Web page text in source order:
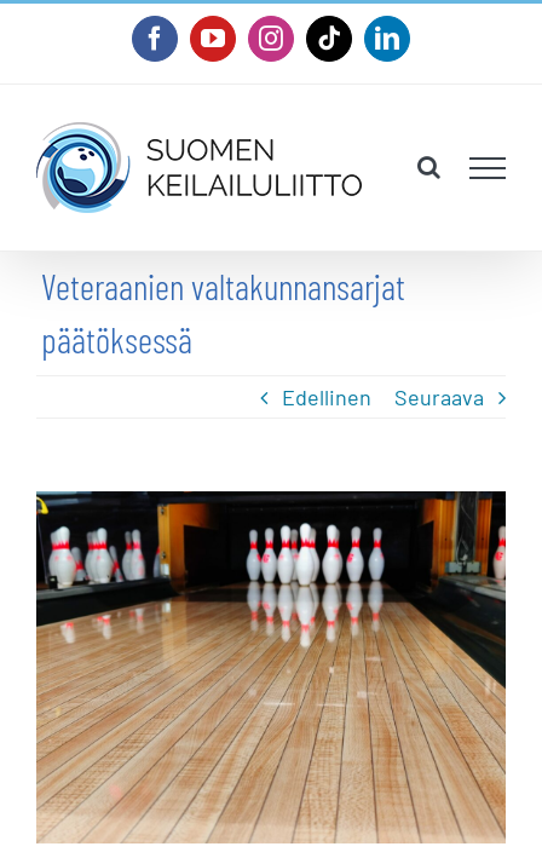
FacebookYouTubeInstagram
TiktokLinkedIn
Veteraanien valtakunnansarjat
päätöksessä
Edellinen Seuraava
Katso
kuvaa
isompana